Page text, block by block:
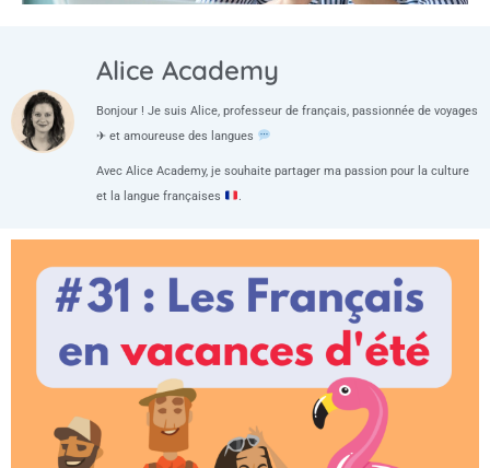
Alice Academy
Bonjour ! Je suis Alice, professeur de français, passionnée de voyages
✈ et amoureuse des langues
Avec Alice Academy, je souhaite partager ma passion pour la culture
et la langue françaises